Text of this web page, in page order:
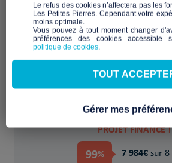
Favoriser l'accueil et
partagé
NA Personne(s)
PROJET FINANCÉ !
99% 7 984€ sur 8
​Le refus des cookies n’affectera pas les
Les Petites Pierres. Cependant votre
moins optimale.​
Vous pouvez à tout moment changer
préférences des cookies accessible
politique de cookies.
TOUT
Gérer mes